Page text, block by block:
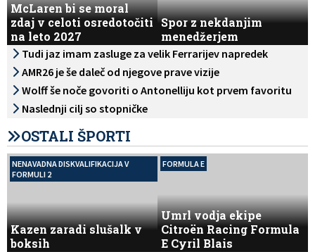
McLaren bi se moral
zdaj v celoti osredotočiti
na leto 2027
Spor z nekdanjim
menedžerjem
Tudi jaz imam zasluge za velik Ferrarijev napredek
AMR26 je še daleč od njegove prave vizije
Wolff še noče govoriti o Antonelliju kot prvem favoritu
Naslednji cilj so stopničke
OSTALI ŠPORTI
NENAVADNA DISKVALIFIKACIJA V
FORMULI 2
Kazen zaradi slušalk v
boksih
FORMULA E
Umrl vodja ekipe
Citroën Racing Formula
E Cyril Blais